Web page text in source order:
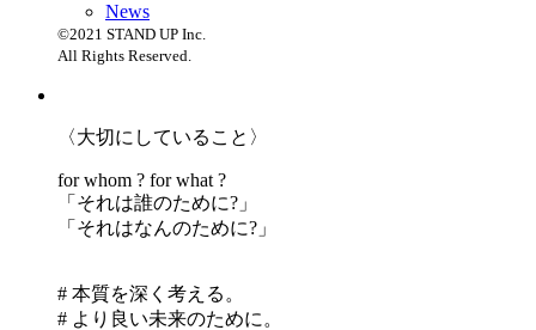
News
©2021 STAND UP Inc.
All Rights Reserved.
〈大切にしていること〉
for whom ? for what ?
「 それは誰のために?」
「 それはなんのために?」
# 本質を深く考える。
# より良い未来のために。